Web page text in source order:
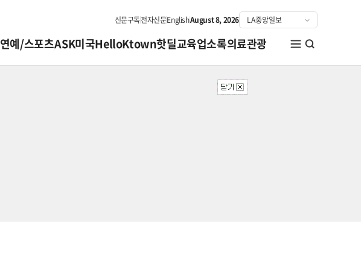
신문구독전자신문EnglishAugust 8, 2026
연예/스포츠ASK미국HelloKtown핫딜교육업소록의료관광